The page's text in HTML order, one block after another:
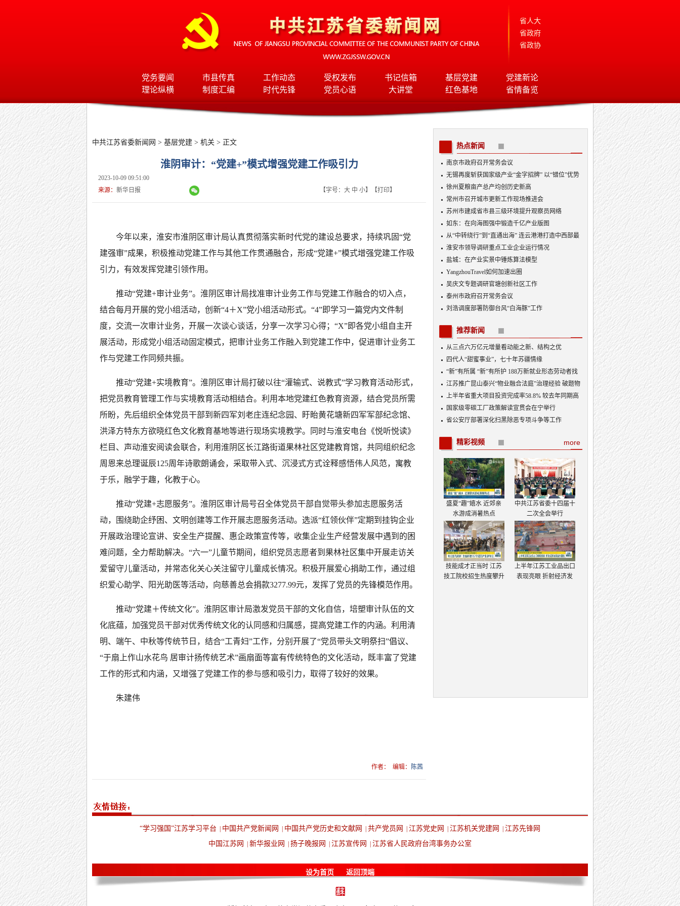
省人大
省政府
省政协
党务要闻 市县传真 工作动态 受权发布 书记信箱 基层党建
党建新论
理论纵横
制度汇编 时代先锋 党员心语 大讲堂 红色基地 省情备览
中共江苏省委新闻网 > 基层党建 > 机关 > 正文
淮阴审计：“党建+”模式增强党建工作吸引力
2023-10-09 09:51:00
来源： 新华日报 【字号： 大 中 小】【打印】
今年以来，淮安市淮阴区审计局认真贯彻落实新时代党的建设总要求，持续巩固“党
建强审”成果，积极推动党建工作与其他工作贯通融合，形成“党建+”模式增强党建工作吸
引力，有效发挥党建引领作用。
推动“党建+审计业务”。淮阴区审计局找准审计业务工作与党建工作融合的切入点，
结合每月开展的党小组活动，创新“4＋X”党小组活动形式。“4”即学习一篇党内文件制
度，交流一次审计业务，开展一次谈心谈话，分享一次学习心得；“X”即各党小组自主开
展活动，形成党小组活动固定模式，把审计业务工作融入到党建工作中，促进审计业务工
作与党建工作同频共振。
推动“党建+实境教育”。淮阴区审计局打破以往“灌输式、说教式”学习教育活动形式，
把党员教育管理工作与实境教育活动相结合。利用本地党建红色教育资源，结合党员所需
所盼，先后组织全体党员干部到新四军刘老庄连纪念园、盱眙黄花塘新四军军部纪念馆、
洪泽方特东方欲晓红色文化教育基地等进行现场实境教学。同时与淮安电台《悦听悦读》
栏目、声动淮安阅读会联合，利用淮阴区长江路街道果林社区党建教育馆，共同组织纪念
周恩来总理诞辰125周年诗歌朗诵会，采取带入式、沉浸式方式诠释感悟伟人风范，寓教
于乐，融学于趣，化教于心。
推动“党建+志愿服务”。淮阴区审计局号召全体党员干部自觉带头参加志愿服务活
动，围绕助企纾困、文明创建等工作开展志愿服务活动。选派“红领伙伴”定期到挂钩企业
开展政治理论宣讲、安全生产提醒、惠企政策宣传等，收集企业生产经营发展中遇到的困
难问题，全力帮助解决。“六一”儿童节期间，组织党员志愿者到果林社区集中开展走访关
爱留守儿童活动，并常态化关心关注留守儿童成长情况。积极开展爱心捐助工作，通过组
织爱心助学、阳光助医等活动，向慈善总会捐款3277.99元，发挥了党员的先锋模范作用。
推动“党建＋传统文化”。淮阴区审计局激发党员干部的文化自信，培塑审计队伍的文
化底蕴，加强党员干部对优秀传统文化的认同感和归属感，提高党建工作的内涵。利用清
明、端午、中秋等传统节日，结合“工青妇”工作，分别开展了“党员带头文明祭扫”倡议、
“于扇上作山水花鸟 居审计扬传统艺术”画扇面等富有传统特色的文化活动，既丰富了党建
工作的形式和内涵，又增强了党建工作的参与感和吸引力，取得了较好的效果。
朱建伟
作者： 编辑： 陈茜
热点新闻
南京市政府召开常务会议
无锡再度斩获国家级产业“金字招牌” 以“错位”优势
入局AI顶层赛道
徐州夏粮亩产总产均创历史新高
常州市召开城市更新工作现场推进会
苏州市建成省市县三级环境提升观察员网络
如东：在向海图强中锻造千亿产业版图
从“中转绕行”到“直通出海” 连云港港打造中西部最
优出海口
淮安市领导调研重点工业企业运行情况
盐城：在产业实景中锤炼算法模型
YangzhouTravel如何加速出圈
吴庆文专题调研官塘创新社区工作
泰州市政府召开常务会议
刘浩调度部署防御台风“白海豚”工作
推荐新闻
从三点六万亿元增量看动能之新、结构之优
四代人“甜蜜事业”，七十年苏疆情缘
“新”有所属 “新”有所护 188万新就业形态劳动者找
到“娘家”
江苏推广昆山泰兴“物业融合法庭”治理经验 破题物
业治理“老大难”
上半年省重大项目投资完成率58.8% 较去年同期高
出3.5个百分点
国家级零碳工厂政策解读宣贯会在宁举行
省公安厅部署深化扫黑除恶专项斗争等工作
more
精彩视频
盛夏“趣”嬉水 近郊亲
水游成消暑热点
中共江苏省委十四届十
二次全会举行
技能成才正当时 江苏
技工院校招生热度攀升
上半年江苏工业品出口
表现亮眼 折射经济发
“学习强国”江苏学习平台 中国共产党新闻网 中国共产党历史和文献网 共产党员网 江苏党史网 江苏机关党建网
江苏先锋网
中国江苏网
新华报业网 扬子晚报网 江苏宣传网 江苏省人民政府台湾事务办公室
设为首页 返回顶端